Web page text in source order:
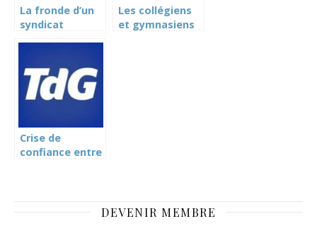
La fronde d’un
syndicat
Emery-
Torracinta (Le
Temps)
Les collégiens
et gymnasiens
Crise de
confiance entre
DEVENIR MEMBRE